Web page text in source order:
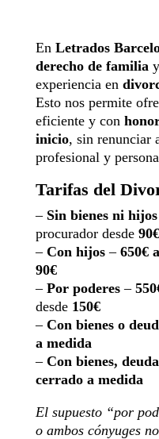
En Letrados
derecho de familiay
experiencia en
Esto nos permite
eficiente y con
inicio, sin renunciar
profesional y
Tarifas del
– Sin bienes ni hijos
procurador desde 90€
– Con hijos– 650€
90€
– Por poderes–
desde 150€
– Con bienes o
a medida
– Con bienes,
cerrado a medida
El supuesto “por
o ambos cónyuges